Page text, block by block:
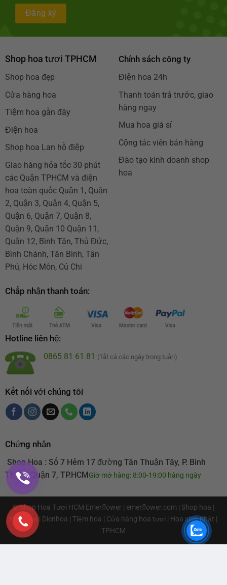
Shop hoa tươi TPHCM
Shop hoa đẹp
Cửa hàng hoa
Tiệm hoa gần đây
Điện hoa
Shop hoa Lan hồ điệp
Giao hàng hỏa tốc 30 phút
các Quận TPHCM và điện
hoa toàn quốc Quận 1, Quận
2, Quận 3, Quận 4, Quận 5,
Quận 6, Quận 7, Quận 8,
Quận 9, Quận 10 Quận 11,
Quận 12, Bình Tân, Thủ Đức,
Bình Chánh, Tân Bình, Tân
Phú, Hóc Môn, Củ Chi
Chính sách công ty
Điện hoa 24h
Thanh toán trả trước, giao
hàng ngay
Mua hoa giá sỉ
Cộng tác viên bán hàng
Đào tạo kinh doanh shop
hoa
Chấp nhận thanh toán:
Hotline liên hệ:
0865 81 61 81 (Tất cả các ngày trong tuần)
Kết nối với chúng tôi
Chứng nhận
Shop Hoa : Số 7 Hẻm 17 đường Tân Thuận Tây, P. Bình
Thuận Quận 7, TP.HCM Giờ mở hàng: 8:00-19:00 hàng ngày
© Shop Hoa Tươi HCM Emerflower | emerflower.com | Shop hoa |
Hoa tươi | Dienhoa | Tiệm hoa | Cửa hàng hoa tươi | Hoa sinh nhật |
TPHCM